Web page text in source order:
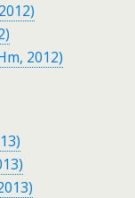
2012)